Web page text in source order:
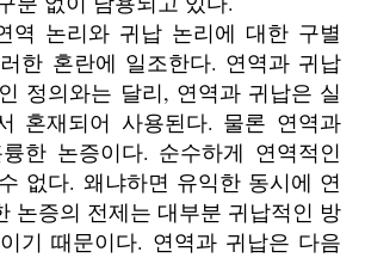
역 논리와 귀납 논리에 대한 구별
한 혼란에 일조한다. 연역과 귀납
정의와는 달리, 연역과 귀납은 실
혼재되어 사용된다. 물론 연역과
한 논증이다. 순수하게 연역적인
없다. 왜냐하면 유익한 동시에 연
논증의 전제는 대부분 귀납적인 방
기 때문이다. 연역과 귀납은 다음